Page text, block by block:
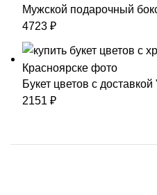
Мужской подарочный
4723 ₽
Букет цветов с
2151 ₽